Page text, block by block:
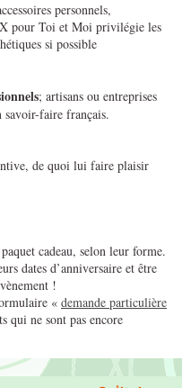
personnels,
pour Toi et Moi privilégie les
si possible
; artisans ou entreprises
faire français.
de quoi lui faire plaisir
cadeau, selon leur forme.
dates d’anniversaire et être
!
« demande particulière
qui ne sont pas encore